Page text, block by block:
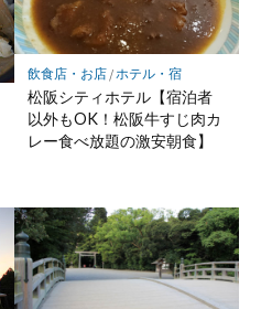
飲食店・お店/ ホテル・宿
松阪シティホテル【宿泊者
以外もOK！松阪牛すじ肉カ
レー食べ放題の激安朝食】